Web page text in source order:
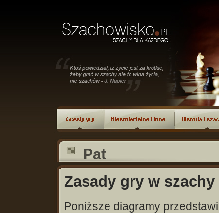
Pat
Zasady gry w szachy
Poniższe diagramy